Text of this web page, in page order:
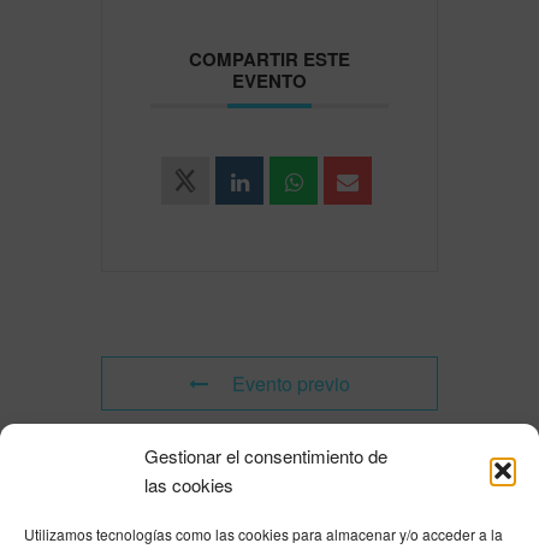
Gestionar el consentimiento de
las cookies
Utilizamos tecnologías como las cookies para almacenar y/o acceder a la
COMPARTIR ESTE
EVENTO
Evento previo
Evento siguiente
Powered byModern Events Calendar